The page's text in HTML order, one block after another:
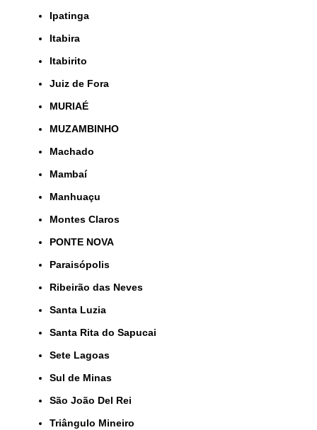
Ipatinga
Itabira
Itabirito
Juiz de Fora
MURIAÉ
MUZAMBINHO
Machado
Mambaí
Manhuaçu
Montes Claros
PONTE NOVA
Paraisópolis
Ribeirão das Neves
Santa Luzia
Santa Rita do Sapucai
Sete Lagoas
Sul de Minas
São João Del Rei
Triângulo Mineiro